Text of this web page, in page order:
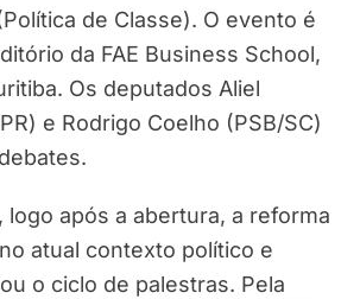
de Classe). O evento é
da FAE Business School,
Os deputados Aliel
e Rodrigo Coelho (PSB/SC)
logo após a abertura, a reforma
atual contexto político e
o ciclo de palestras. Pela